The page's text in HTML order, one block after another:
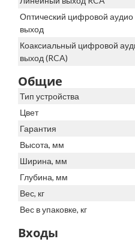
Оптический цифровой аудио
выход
Коаксиальный цифровой
выход (RCA)
Общие
Тип устройства
Цвет
Гарантия
Высота, мм
Ширина, мм
Глубина, мм
Вес, кг
Вес в упаковке, кг
Входы